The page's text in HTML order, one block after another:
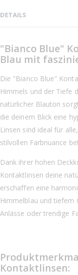
DETAILS
"Bianco Blue"
Blau mit
Die "Bianco Blue"
Himmels und der Tiefe
natürlicher Blauton
die deinem Blick eine
Linsen sind ideal für
stilvollen Farbnuance
Dank ihrer hohen
Kontaktlinsen deine
erschaffen eine
Himmelblau und tiefem
Anlässe oder trendige
Kontaktlinsen: